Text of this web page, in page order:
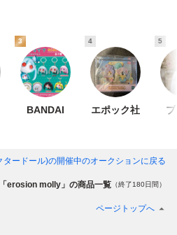
3
BANDAI
4
エポック社
5
タードール)の開催中のオークションに戻る
「erosion molly」の商品一覧 （終了180日間）
ページトップへ